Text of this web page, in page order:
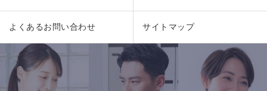
よくあるお問い合わせ サイトマップ